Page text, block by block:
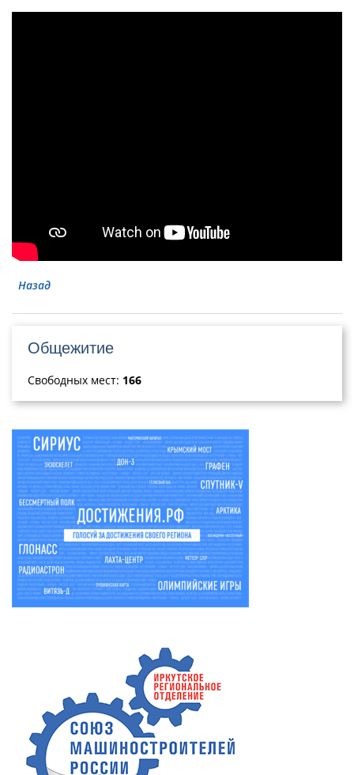
Назад
Общежитие
Свободных мест: 166